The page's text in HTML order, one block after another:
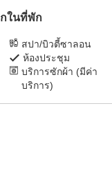
ในที่พัก
สปา/บิวตี้ซาลอน
ห้องประชุม
บริการซักผ้า (มีค่า
บริการ)